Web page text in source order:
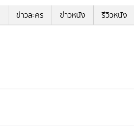
ข่าวละคร ข่าวหนัง รีวิวหนัง